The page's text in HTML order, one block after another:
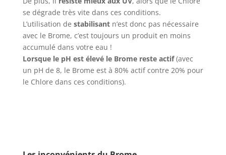
se dégrade très vite dans ces conditions.
L’utilisation de stabilisantn’est donc pas nécessaire
avec le Brome, c’est toujours un produit en moins
accumulé dans votre eau !
Lorsque le pH est élevé le Brome reste actif(avec
un pH de 8, le Brome est à 80% actif contre 20% pour
le Chlore dans ces conditions).